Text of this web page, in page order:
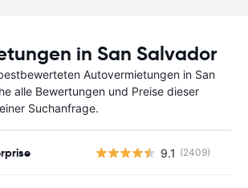
in San Salvador
Autovermietungen in San
alle Bewertungen und Preise dieser
Suchanfrage.
9.1 (2409)